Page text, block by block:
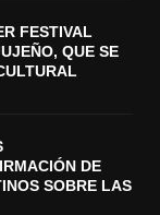
FESTIVAL
QUE SE
DE
SOBRE LAS